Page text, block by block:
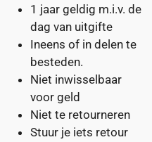
1 jaar geldig m.i.v. de
dag van uitgifte
Ineens of in delen te
besteden.
Niet inwisselbaar
voor geld
Niet te retourneren
Stuur je iets retour